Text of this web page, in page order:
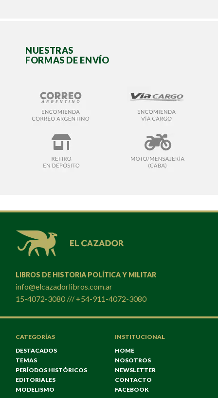
NUESTRAS
FORMAS DE ENVÍO
LIBROS DE HISTORIA POLÍTICA Y MILITAR
info@elcazadorlibros.com.ar
15-4072-3080 /// +54-911-4072-3080
CATEGORÍAS
DESTACADOS
TEMAS
PERÍODOS HISTÓRICOS
EDITORIALES
MODELISMO
INSTITUCIONAL
HOME
NOSOTROS
NEWSLETTER
CONTACTO
FACEBOOK